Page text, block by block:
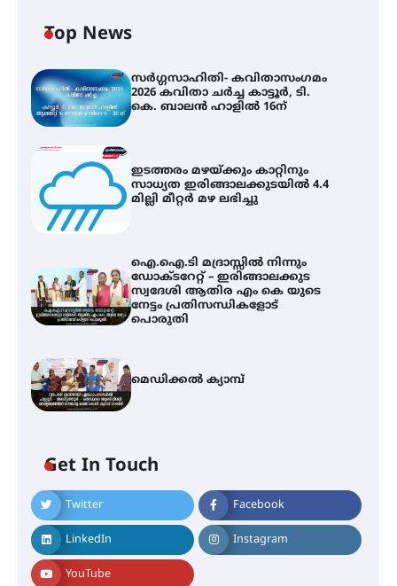
Top News
സർഗ്ഗസാഹിതി- കവിതാസംഗമം
2026 കവിതാ ചർച്ച കാട്ടൂർ, ടി.
കെ. ബാലൻ ഹാളിൽ 16ന്
ഇടത്തരം മഴയ്ക്കും കാറ്റിനും
സാധ്യത ഇരിങ്ങാലക്കുടയിൽ 4.4
മില്ലി മീറ്റർ മഴ ലഭിച്ചു
ഐ.ഐ.ടി മദ്രാസ്സിൽ നിന്നും
ഡോക്ടറേറ്റ് – ഇരിങ്ങാലക്കുട
സ്വദേശി ആതിര എം കെ യുടെ
നേട്ടം പ്രതിസന്ധികളോട്
പൊരുതി
മെഡിക്കൽ ക്യാമ്പ്
Get In Touch
Twitter Facebook
LinkedIn Instagram
YouTube
ഇടത്തരം മഴയ്ക്കും കാറ്റിനും
സാധ്യത ഇരിങ്ങാലക്കുടയിൽ 4.4
മില്ലി മീറ്റർ മഴ ലഭിച്ചു